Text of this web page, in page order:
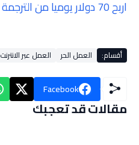
اربح 70 دولار يوميا من الترجمة
أقسام: العمل الحر العمل عبر الانترنت
Facebook
مقالات قد تعجبك